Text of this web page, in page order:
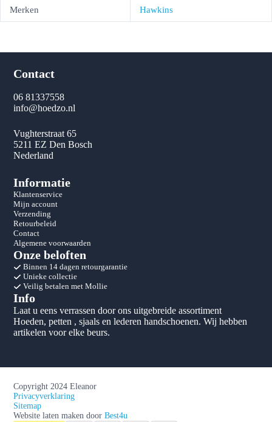
Merken Hawkins
Contact
06 81337558
info@hoedzo.nl
Vughterstraat 65
5211 EZ Den Bosch
Nederland
Informatie
Klantenservice
Mijn account
Verzending
Retourbeleid
Contact
Algemene voorwaarden
Onze beloften
Binnen 14 dagen retourgarantie
Unieke collectie
Veilig betalen met Mollie
Info
Laat u eens verrassen door ons uitgebreide assortiment
Hoeden, petten , sjaals en lederen handschoenen. Wij hebben
artikelen voor elke beurs.
Copyright 2024 Eleanor
Privacyverklaring
Sitemap
Website laten maken doorBest4u